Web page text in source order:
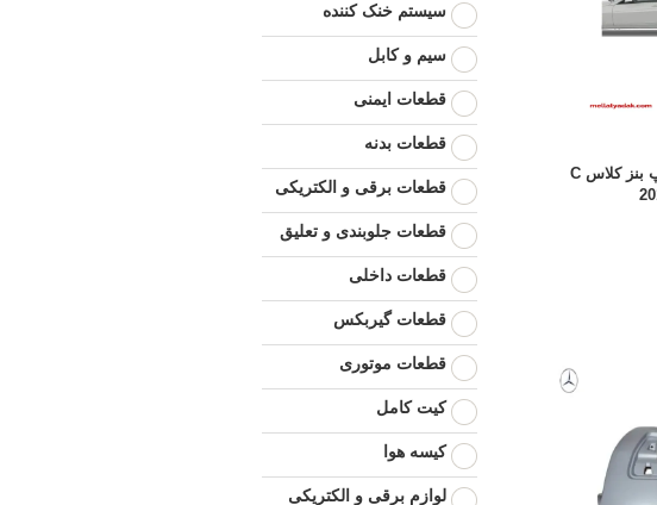
درب عقب سمت چپ بنز کلاس C
سیستم خنک کننده
سیم و کابل
قطعات ایمنی
قطعات بدنه
قطعات برقی و الکتریکی
قطعات جلوبندی و تعلیق
قطعات داخلی
قطعات گیربکس
قطعات موتوری
کیت کامل
کیسه هوا
لوازم برقی و الکتریکی